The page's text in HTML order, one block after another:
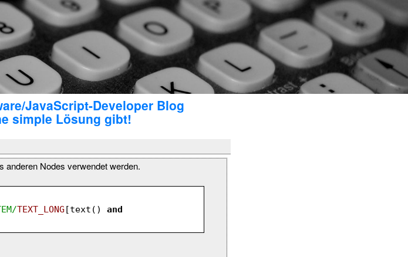
JavaScript-Developer Blog
simple Lösung gibt!
anderen Nodes verwendet werden.
TEXT_LONG[text() and